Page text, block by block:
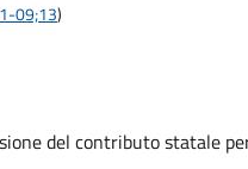
09;13)
del contributo statale